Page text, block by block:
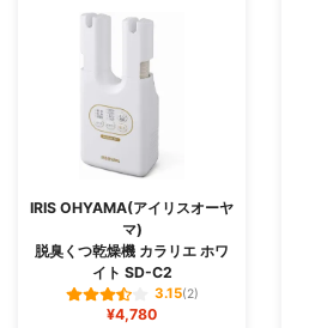
IRIS OHYAMA(アイリスオーヤ
マ)
脱臭くつ乾燥機 カラリエ ホワ
イト SD-C2
3.15(2)
¥4,780